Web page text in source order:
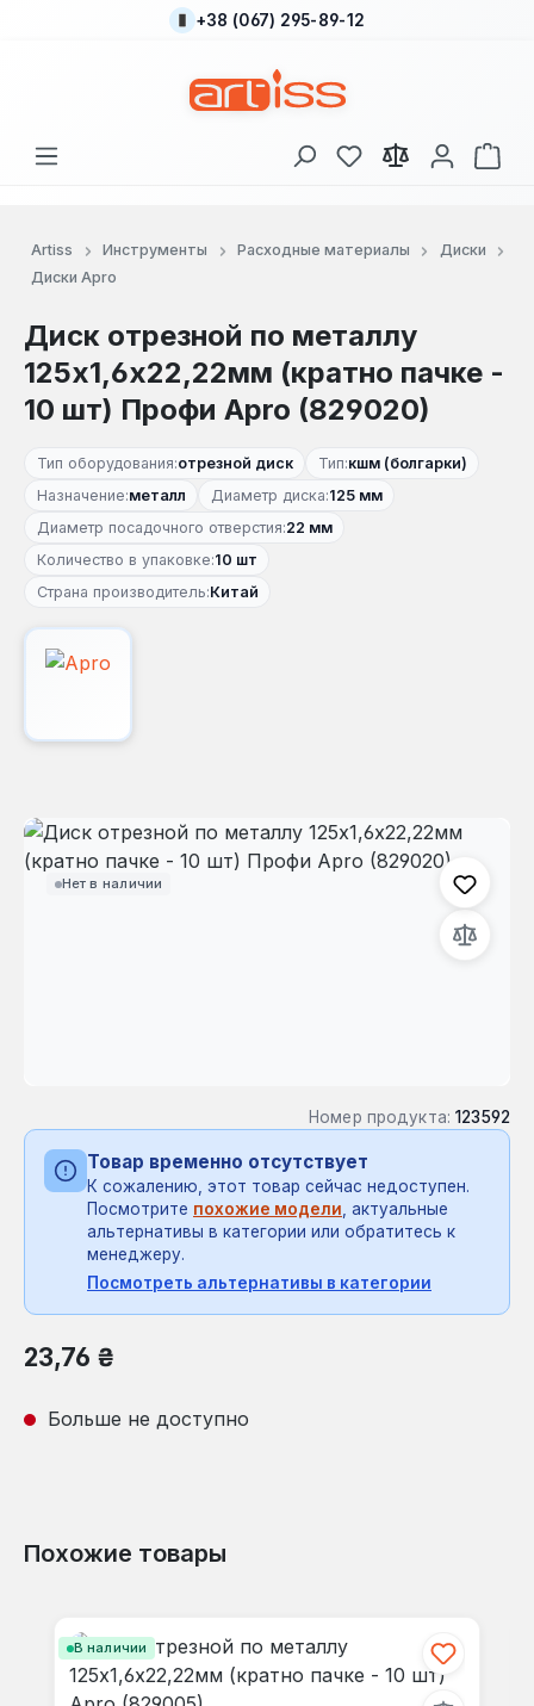
Перейти к основному содержанию
+38 (067) 295-89-12
У вас есть товары
В
Artiss Инструменты Расходные материалы
Диски
Диски Apro
Диск отрезной по металлу
125х1,6х22,22мм (кратно пачке -
10 шт) Профи Apro (829020)
Тип оборудования:отрезной диск Тип:кшм (болгарки)
Назначение:металл Диаметр диска:125 мм
Диаметр посадочного отверстия:22 мм
Количество в упаковке:10 шт
Страна производитель:Китай
Нет в наличии
Пропустить галерею изображений
Номер продукта: 123592
Товар временно отсутствует
К сожалению, этот товар сейчас недоступен.
Посмотрите похожие модели, актуальные
альтернативы в категории или обратитесь к
менеджеру.
Посмотреть альтернативы в категории
Обычная цена:
23,76 ₴
Больше не доступно
Похожие товары
В наличии